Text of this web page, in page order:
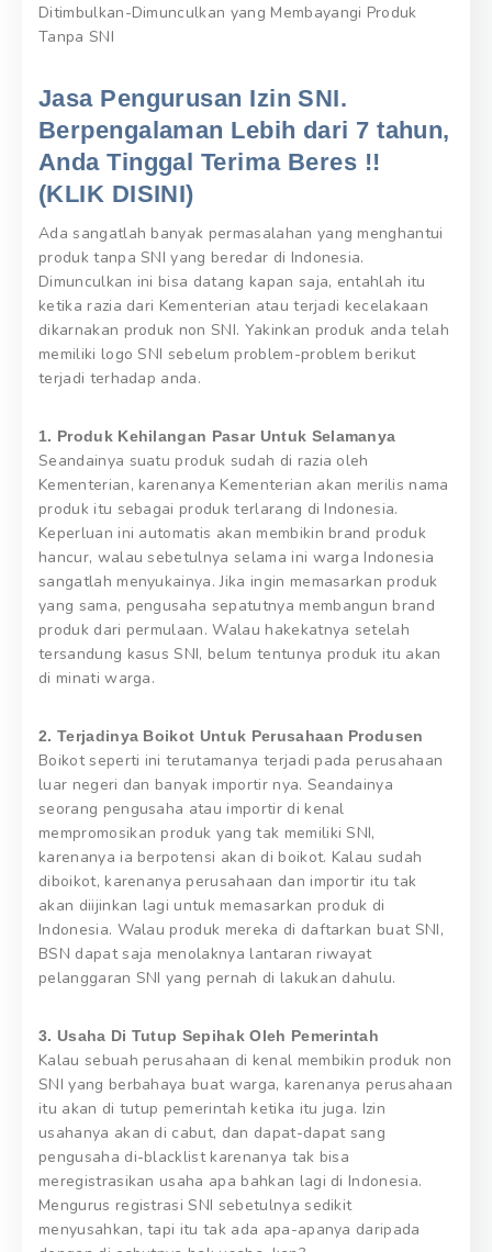
Ditimbulkan-Dimunculkan yang Membayangi Produk
Tanpa SNI
Jasa Pengurusan Izin SNI.
Berpengalaman Lebih dari 7 tahun,
Anda Tinggal Terima Beres !!
(KLIK DISINI)
Ada sangatlah banyak permasalahan yang menghantui
produk tanpa SNI yang beredar di Indonesia.
Dimunculkan ini bisa datang kapan saja, entahlah itu
ketika razia dari Kementerian atau terjadi kecelakaan
dikarnakan produk non SNI. Yakinkan produk anda telah
memiliki logo SNI sebelum problem-problem berikut
terjadi terhadap anda.
1. Produk Kehilangan Pasar Untuk Selamanya
Seandainya suatu produk sudah di razia oleh
Kementerian, karenanya Kementerian akan merilis nama
produk itu sebagai produk terlarang di Indonesia.
Keperluan ini automatis akan membikin brand produk
hancur, walau sebetulnya selama ini warga Indonesia
sangatlah menyukainya. Jika ingin memasarkan produk
yang sama, pengusaha sepatutnya membangun brand
produk dari permulaan. Walau hakekatnya setelah
tersandung kasus SNI, belum tentunya produk itu akan
di minati warga.
2. Terjadinya Boikot Untuk Perusahaan Produsen
Boikot seperti ini terutamanya terjadi pada perusahaan
luar negeri dan banyak importir nya. Seandainya
seorang pengusaha atau importir di kenal
mempromosikan produk yang tak memiliki SNI,
karenanya ia berpotensi akan di boikot. Kalau sudah
diboikot, karenanya perusahaan dan importir itu tak
akan diijinkan lagi untuk memasarkan produk di
Indonesia. Walau produk mereka di daftarkan buat SNI,
BSN dapat saja menolaknya lantaran riwayat
pelanggaran SNI yang pernah di lakukan dahulu.
3. Usaha Di Tutup Sepihak Oleh Pemerintah
Kalau sebuah perusahaan di kenal membikin produk non
SNI yang berbahaya buat warga, karenanya perusahaan
itu akan di tutup pemerintah ketika itu juga. Izin
usahanya akan di cabut, dan dapat-dapat sang
pengusaha di-blacklist karenanya tak bisa
meregistrasikan usaha apa bahkan lagi di Indonesia.
Mengurus registrasi SNI sebetulnya sedikit
menyusahkan, tapi itu tak ada apa-apanya daripada